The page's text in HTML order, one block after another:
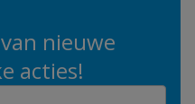
nieuwe
acties!